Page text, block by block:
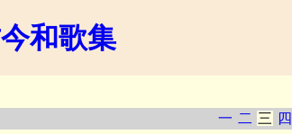
和歌集
一 二 三 四